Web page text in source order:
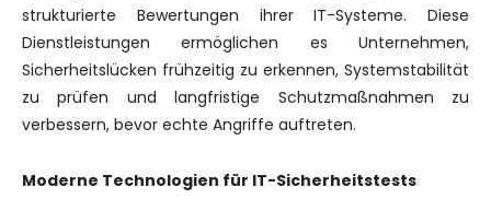
strukturierte Bewertungen ihrer IT-Systeme. Diese
Dienstleistungen ermöglichen es Unternehmen,
Sicherheitslücken frühzeitig zu erkennen, Systemstabilität
zu prüfen und langfristige Schutzmaßnahmen zu
verbessern, bevor echte Angriffe auftreten.
Moderne Technologien für IT-Sicherheitstests